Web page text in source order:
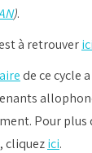
).
à retrouverici
de ce cycle
Pour
cliquezici.